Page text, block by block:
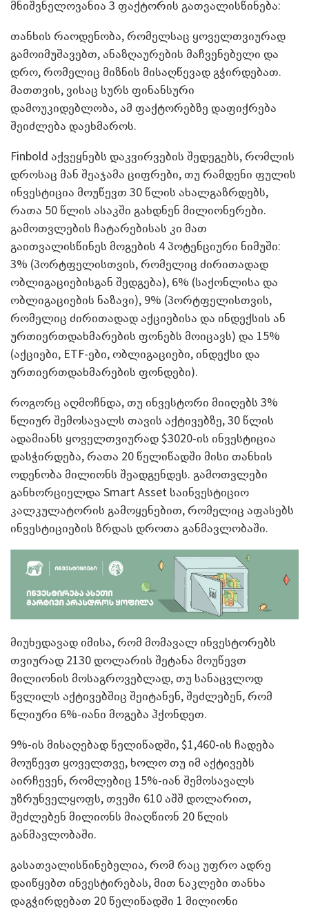
მნიშვნელოვანია 3 ფაქტორის გათვალისწინება:
თანხის რაოდენობა,რომელსაც ყოველთვიურად
გამოიმუშავებთ,ანაზღაურების მაჩვენებელი და
დრო,რომელიც მიზნის მისაღწევად გჭირდებათ.
მათთვის, ვისაც სურს ფინანსური
დამოუკიდებლობა,ამ ფაქტორებზე დაფიქრება
შეიძლება დაეხმაროს.
Finbold აქვეყნებს დაკვირვების შედეგებს,რომლის
დროსაც მან შეაჯამა ციფრები,თუ რამდენი ფულის
ინვესტიცია მოუწევთ 30 წლის ახალგაზრდებს,
რათა 50 წლის ასაკში გახდნენ მილიონერები.
გამოთვლების ჩატარებისას კი მათ
გაითვალისწინეს მოგების 4პოტენციური ნიმუში:
3% (პორტფელისთვის,რომელიც ძირითადად
ობლიგაციებისგან შედგება), 6% (საქონლისა და
ობლიგაციების ნაზავი), 9% (პორტფელისთვის,
რომელიც ძირითადად აქციებისა და ინდექსის ან
ურთიერთდახმარების ფონებს მოიცავს) და 15%
(აქციები, ETF-ები,ობლიგაციები,ინდექსი და
ურთიერთდახმარების ფონდები).
როგორც აღმოჩნდა,თუ ინვესტორი მიიღებს 3%
წლიურ შემოსავალს თავის აქტივებზე, 30 წლის
ადამიანს ყოველთვიურად$3020-ის ინვესტიცია
დასჭირდება,რათა 20 წელიწადში მისი თანხის
ოდენობა მილიონს შეადგენდეს. გამოთვლები
განხორციელდა Smart Asset საინვესტიციო
კალკულატორის გამოყენებით,რომელიც აფასებს
ინვესტიციების ზრდას დროთა განმავლობაში.
მიუხედავად იმისა,რომ მომავალ ინვესტორებს
თვიურად 2130დოლარის შეტანა მოუწევთ
მილიონის მოსაგროვებლად,თუ სანაცვლოდ
წვლილს აქტივებშიც შეიტანენ,შეძლებენ,რომ
წლიური 6%-იანი მოგება ჰქონდეთ.
9%-ის მისაღებად წელიწადში, $1,460-ის ჩადება
მოუწევთ ყოველთვე, ხოლო თუ იმ აქტივებს
აირჩევენ,რომლებიც 15%-იან შემოსავალს
უზრუნველყოფს,თვეში 610აშშ დოლარით,
შეძლებენ მილიონს მიაღწიონ 20 წლის
განმავლობაში.
გასათვალისწინებელია,რომ რაც უფრო ადრე
დაიწყებთ ინვესტირებას, მით ნაკლები თანხა
დაგჭირდებათ 20 წელიწადში 1 მილიონი